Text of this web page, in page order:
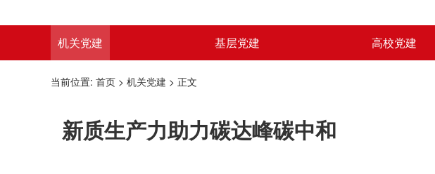
机关党建 基层党建 高校党建
当前位置: 首页 > 机关党建 > 正文
新质生产力助力碳达峰碳中和